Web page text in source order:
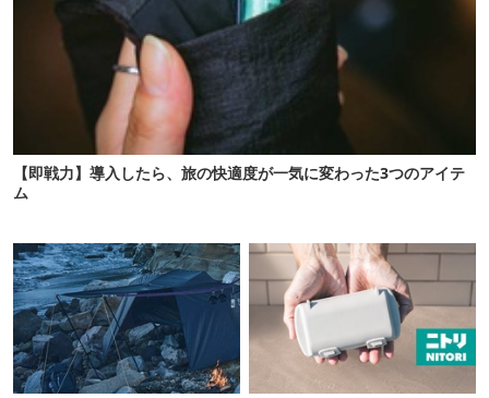
【即戦力】導入したら、旅の快適度が一気に変わった3つのアイテ
ム